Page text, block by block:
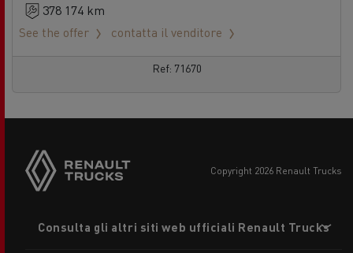
378 174 km
See the offer
contatta il venditore
Ref: 71670
copyright 2026 Renault Trucks
menu
Consulta gli altri siti web ufficiali Renault Trucks